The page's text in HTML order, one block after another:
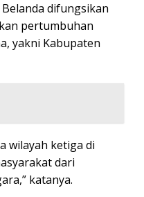
difungsikan
pertumbuhan
yakni Kabupaten
wilayah ketiga di
dari
katanya.